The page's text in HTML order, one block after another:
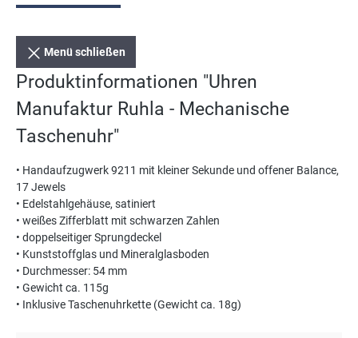
Menü schließen
Produktinformationen "Uhren
Manufaktur Ruhla - Mechanische
Taschenuhr"
• Handaufzugwerk 9211 mit kleiner Sekunde und offener Balance,
17 Jewels
• Edelstahlgehäuse, satiniert
• weißes Zifferblatt mit schwarzen Zahlen
• doppelseitiger Sprungdeckel
• Kunststoffglas und Mineralglasboden
• Durchmesser: 54 mm
• Gewicht ca. 115g
• Inklusive Taschenuhrkette (Gewicht ca. 18g)